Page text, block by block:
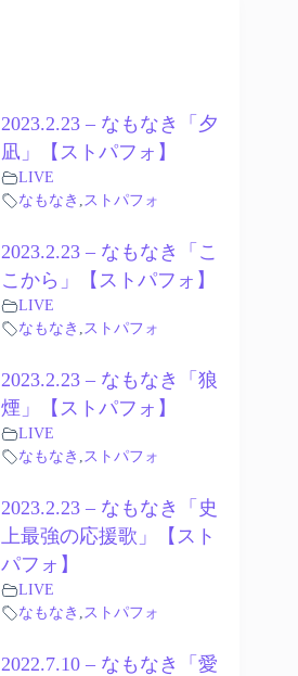
2023.2.23 – なもなき「夕
凪」【ストパフォ】
LIVE
なもなき ストパフォ
2023.2.23 – なもなき「こ
こから」【ストパフォ】
LIVE
なもなき ストパフォ
2023.2.23 – なもなき「狼
煙」【ストパフォ】
LIVE
なもなき ストパフォ
2023.2.23 – なもなき「史
上最強の応援歌」【スト
パフォ】
LIVE
なもなき ストパフォ
2022.7.10 – なもなき「愛